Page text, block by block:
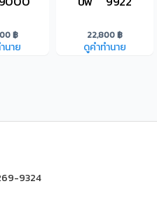
฿
นาย
22,800 ฿
ดูคำทำนาย
9324